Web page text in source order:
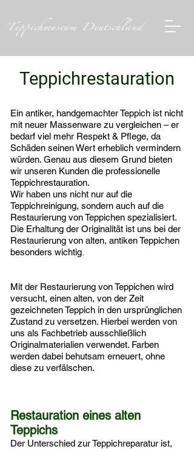
Teppichrestauration
Ein antiker, handgemachter Teppich ist nicht
mit neuer Massenware zu vergleichen – er
bedarf viel mehr Respekt & Pflege, da
Schäden seinen Wert erheblich vermindern
würden. Genau aus diesem Grund bieten
wir unseren Kunden die professionelle
Teppichrestauration.
Wir haben uns nicht nur auf die
Teppichreinigung, sondern auch auf die
Restaurierung von Teppichen spezialisiert.
Die Erhaltung der Originalität ist uns bei der
Restaurierung von alten, antiken Teppichen
besonders wichtig.
Mit der Restaurierung von Teppichen wird
versucht, einen alten, von der Zeit
gezeichneten Teppich in den ursprünglichen
Zustand zu versetzen. Hierbei werden von
uns als Fachbetrieb ausschließlich
Originalmaterialien verwendet. Farben
werden dabei behutsam erneuert, ohne
diese zu verfälschen.
Restauration eines alten
Teppichs
Der Unterschied zur Teppichreparatur ist,